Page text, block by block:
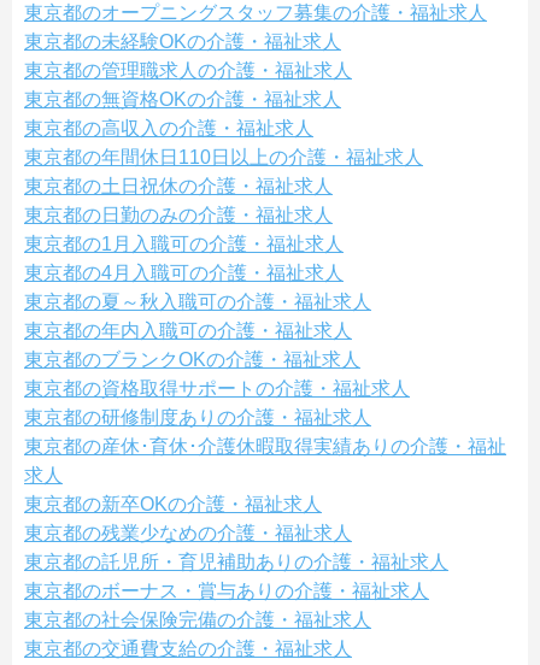
東京都のオープニングスタッフ募集の介護・福祉求人
東京都の未経験OKの介護・福祉求人
東京都の管理職求人の介護・福祉求人
東京都の無資格OKの介護・福祉求人
東京都の高収入の介護・福祉求人
東京都の年間休日110日以上の介護・福祉求人
東京都の土日祝休の介護・福祉求人
東京都の日勤のみの介護・福祉求人
東京都の1月入職可の介護・福祉求人
東京都の4月入職可の介護・福祉求人
東京都の夏～秋入職可の介護・福祉求人
東京都の年内入職可の介護・福祉求人
東京都のブランクOKの介護・福祉求人
東京都の資格取得サポートの介護・福祉求人
東京都の研修制度ありの介護・福祉求人
東京都の産休･育休･介護休暇取得実績ありの介護・福祉
求人
東京都の新卒OKの介護・福祉求人
東京都の残業少なめの介護・福祉求人
東京都の託児所・育児補助ありの介護・福祉求人
東京都のボーナス・賞与ありの介護・福祉求人
東京都の社会保険完備の介護・福祉求人
東京都の交通費支給の介護・福祉求人